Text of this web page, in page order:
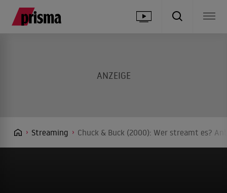
Streaming Chuck & Buck (2000): Wer streamt es?